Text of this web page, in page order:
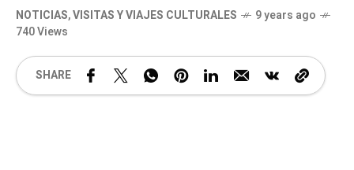
NOTICIAS,VISITAS Y VIAJES CULTURALES
9 years ago
740 Views
SHARE